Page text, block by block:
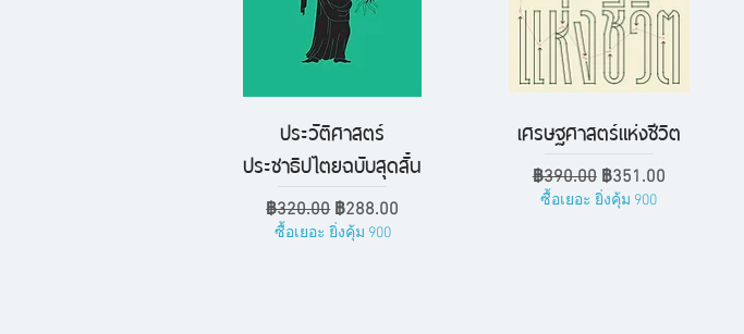
ดูข้อมูลด่วน
ประวัติศาสตร์
ประชาธิปไตยฉบับสุดสั้น
ราคาปกติ
฿320.00 ราคาขายลด
฿288.00
ซื้อเยอะ ยิ่งคุ้ม 900
ดูข้อมูลด่วน
เศรษฐศาสตร์แห่งชีวิต
ราคาปกติ
฿390.00 ราคาขายลด
฿351.00
ซื้อเยอะ ยิ่งคุ้ม 900